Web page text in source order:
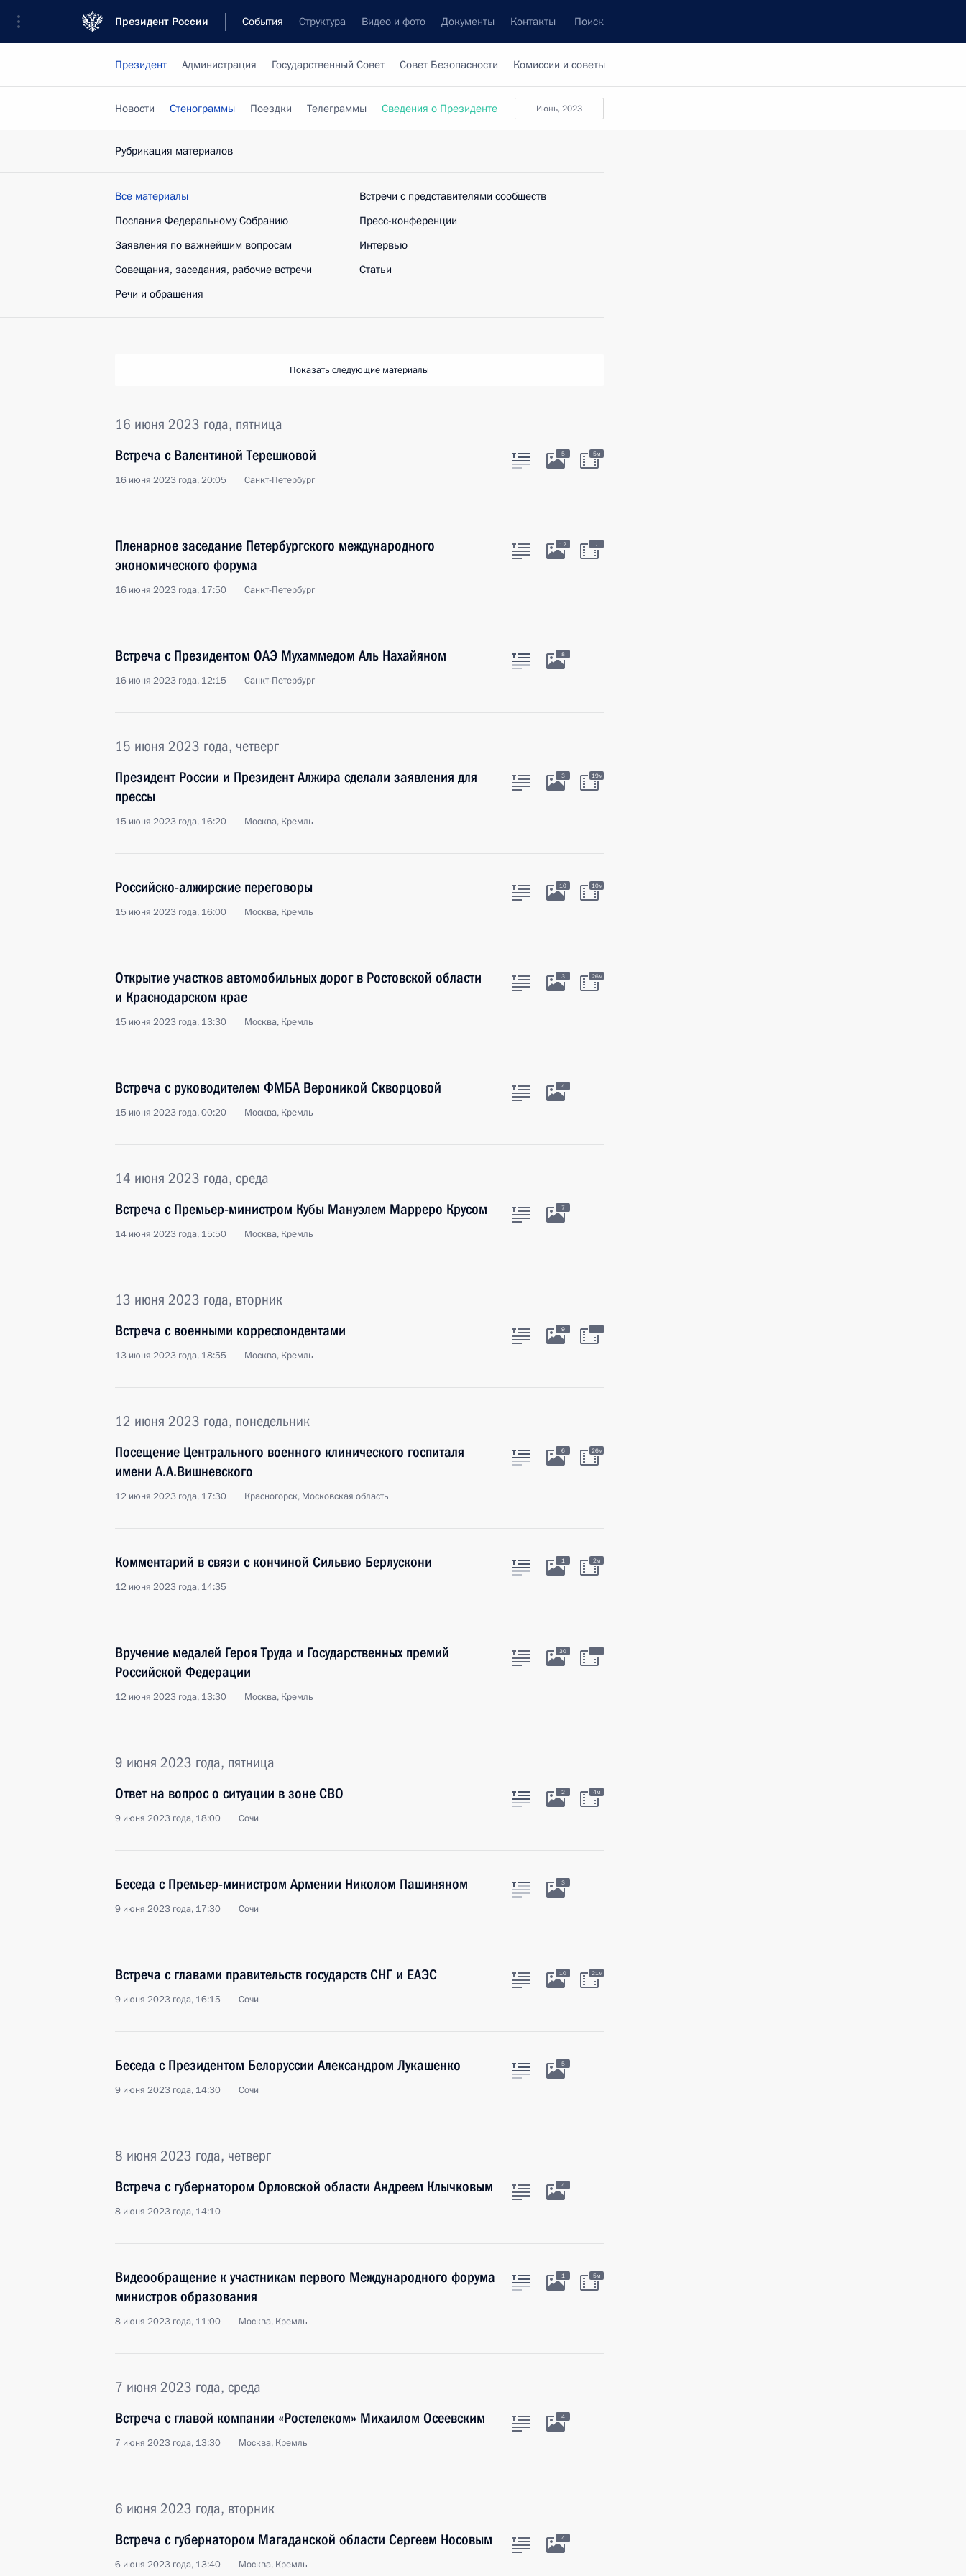
Президент России События Структура Видео и фото Документы Контакты Поиск
Президент Администрация Государственный Совет Совет Безопасности Комиссии и советы
июнь, 2023
Новости Стенограммы Поездки Телеграммы Сведения о Президенте
Рубрикация материалов
Все материалы
Послания Федеральному Собранию
Заявления по важнейшим вопросам
Совещания, заседания, рабочие встречи
Речи и обращения
Встречи с представителями сообществ
Пресс-конференции
Интервью
Статьи
Показать следующие материалы
16 июня 2023 года, пятница
Встреча с Валентиной Терешковой
16 июня 2023 года, 20:05 Санкт-Петербург
5 5м
Пленарное заседание Петербургского международного
экономического форума
16 июня 2023 года, 17:50 Санкт-Петербург
12 :
Встреча с Президентом ОАЭ Мухаммедом Аль Нахайяном
16 июня 2023 года, 12:15 Санкт-Петербург
8
15 июня 2023 года, четверг
Президент России и Президент Алжира сделали заявления для
прессы
15 июня 2023 года, 16:20 Москва, Кремль
3 19м
Российско-алжирские переговоры
15 июня 2023 года, 16:00 Москва, Кремль
10 10м
Открытие участков автомобильных дорог в Ростовской области
и Краснодарском крае
15 июня 2023 года, 13:30 Москва, Кремль
3 26м
Встреча с руководителем ФМБА Вероникой Скворцовой
15 июня 2023 года, 00:20 Москва, Кремль
4
14 июня 2023 года, среда
Встреча с Премьер-министром Кубы Мануэлем Марреро Крусом
14 июня 2023 года, 15:50 Москва, Кремль
7
13 июня 2023 года, вторник
Встреча с военными корреспондентами
13 июня 2023 года, 18:55 Москва, Кремль
9 :
12 июня 2023 года, понедельник
Посещение Центрального военного клинического госпиталя
имени А.А.Вишневского
12 июня 2023 года, 17:30 Красногорск, Московская область
6 26м
Комментарий в связи с кончиной Сильвио Берлускони
12 июня 2023 года, 14:35
1 2м
Вручение медалей Героя Труда и Государственных премий
Российской Федерации
12 июня 2023 года, 13:30 Москва, Кремль
30 :
9 июня 2023 года, пятница
Ответ на вопрос о ситуации в зоне СВО
9 июня 2023 года, 18:00 Сочи
2 4м
Беседа с Премьер-министром Армении Николом Пашиняном
9 июня 2023 года, 17:30 Сочи
3
Встреча с главами правительств государств СНГ и ЕАЭС
9 июня 2023 года, 16:15 Сочи
10 21м
Беседа с Президентом Белоруссии Александром Лукашенко
9 июня 2023 года, 14:30 Сочи
5
8 июня 2023 года, четверг
Встреча с губернатором Орловской области Андреем Клычковым
8 июня 2023 года, 14:10
4
Видеообращение к участникам первого Международного форума
министров образования
8 июня 2023 года, 11:00 Москва, Кремль
1 5м
7 июня 2023 года, среда
Встреча с главой компании «Ростелеком» Михаилом Осеевским
7 июня 2023 года, 13:30 Москва, Кремль
4
6 июня 2023 года, вторник
Встреча с губернатором Магаданской области Сергеем Носовым
6 июня 2023 года, 13:40 Москва, Кремль
4